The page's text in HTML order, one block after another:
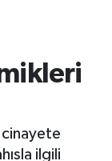
ilgili